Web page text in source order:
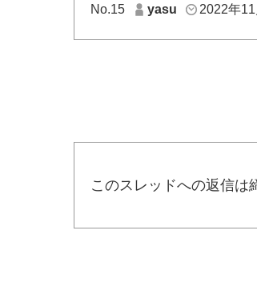
No.15 yasu 2022年
このスレッドへの返信は